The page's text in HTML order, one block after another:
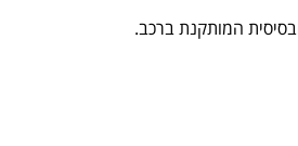
המותקנת ברכב.